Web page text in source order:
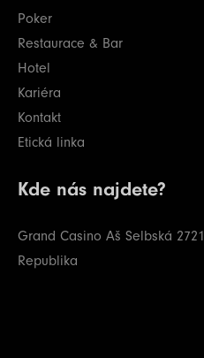
Poker
Restaurace & Bar
Hotel
Kariéra
Kontakt
Etická linka
Kde nás najdete?
Grand Casino Aš Selbská 2721
Republika